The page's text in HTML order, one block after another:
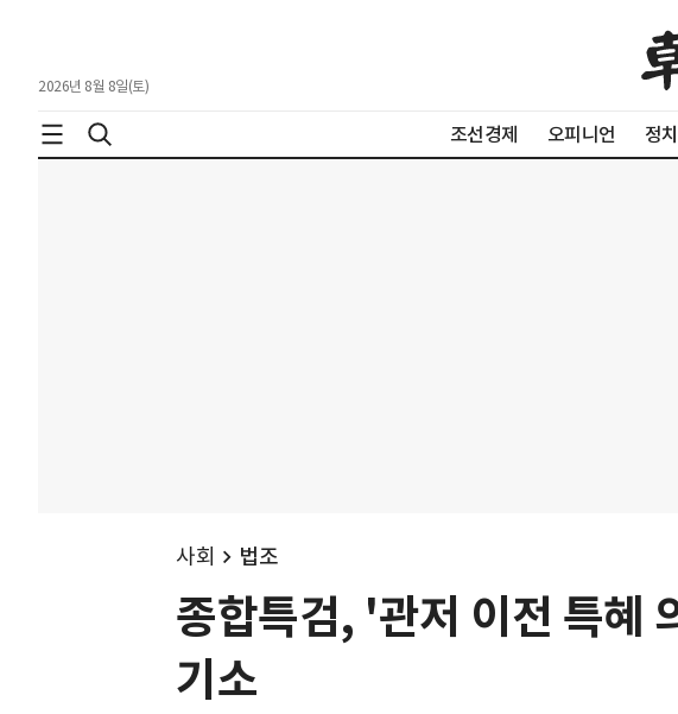
2026년 8월 8일(토)
조선경제 오피니언 정치
사회 법조
종합특검, '관저 이전 특혜
기소